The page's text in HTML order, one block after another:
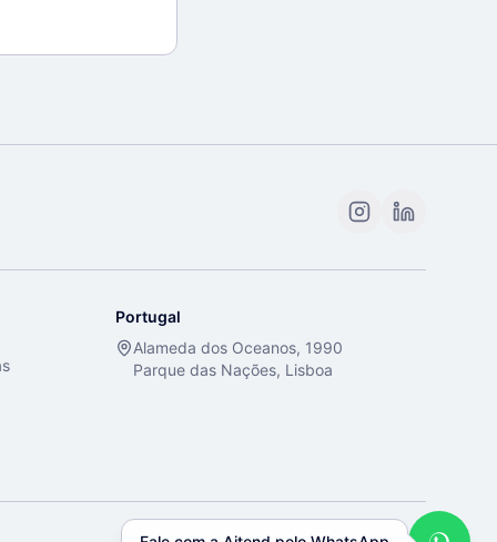
Portugal
Alameda dos Oceanos, 1990
Parque das Nações, Lisboa